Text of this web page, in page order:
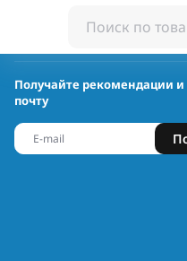
Получайте рекомендации
почту